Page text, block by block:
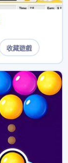
收藏遊戲